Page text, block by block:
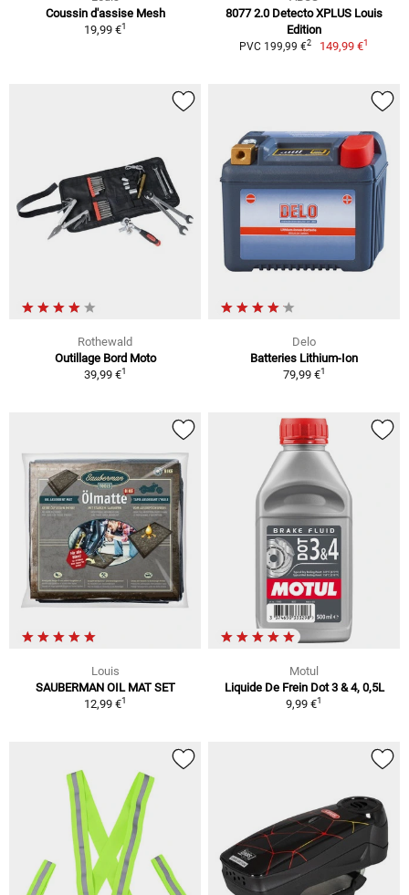
Coussin d'assise Mesh
19,99 €1
8077 2.0 Detecto XPLUS Louis
Edition
PVC 199,99 €2 149,99 €1
Rothewald
Outillage Bord Moto
39,99 €1
Delo
Batteries Lithium-Ion
79,99 €1
Louis
SAUBERMAN OIL MAT SET
12,99 €1
Motul
Liquide De Frein Dot 3 & 4, 0,5L
9,99 €1